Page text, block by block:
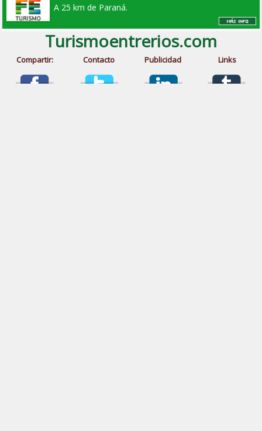
A 25 km de Paraná.
Turismoentrerios.com
Compartir: Contacto Publicidad Links